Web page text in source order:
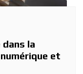
la
et